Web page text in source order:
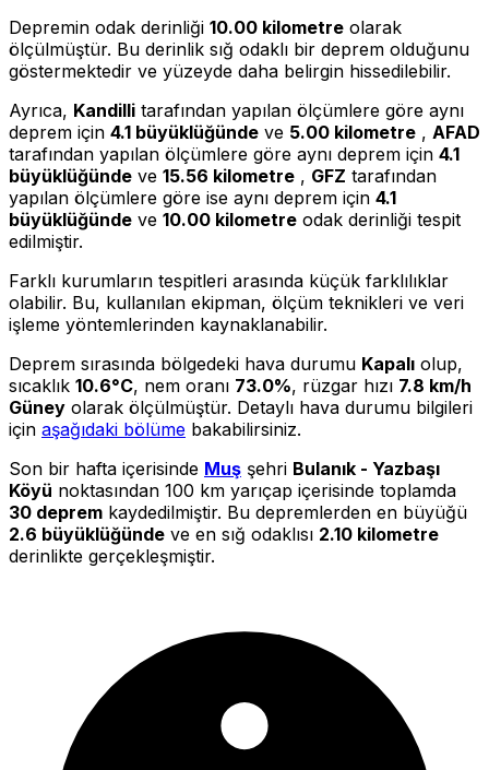
Depremin odak derinliği 10.00 kilometre olarak
ölçülmüştür. Bu derinlik sığ odaklı bir deprem olduğunu
göstermektedir ve yüzeyde daha belirgin hissedilebilir.
Ayrıca, Kandilli tarafından yapılan ölçümlere göre aynı
deprem için 4.1 büyüklüğünde ve 5.00 kilometre , AFAD
tarafından yapılan ölçümlere göre aynı deprem için 4.1
büyüklüğünde ve 15.56 kilometre , GFZ tarafından
yapılan ölçümlere göre ise aynı deprem için 4.1
büyüklüğünde ve 10.00 kilometre odak derinliği tespit
edilmiştir.
Farklı kurumların tespitleri arasında küçük farklılıklar
olabilir. Bu, kullanılan ekipman, ölçüm teknikleri ve veri
işleme yöntemlerinden kaynaklanabilir.
Deprem sırasında bölgedeki hava durumu Kapalı olup,
sıcaklık 10.6°C, nem oranı 73.0%, rüzgar hızı 7.8 km/h
Güney olarak ölçülmüştür. Detaylı hava durumu bilgileri
için aşağıdaki bölüme bakabilirsiniz.
Son bir hafta içerisinde Muş şehri Bulanık - Yazbaşı
Köyü noktasından 100 km yarıçap içerisinde toplamda
30 deprem kaydedilmiştir. Bu depremlerden en büyüğü
2.6 büyüklüğünde ve en sığ odaklısı 2.10 kilometre
derinlikte gerçekleşmiştir.